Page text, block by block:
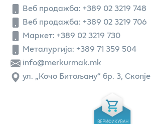
Веб продажба: +389 02 3219 748
Веб продажба: +389 02 3219 706
Маркет: +389 02 3219 730
Металургија: +389 71 359 504
info@merkurmak.mk
ул. „Кочо Битољану“ бр. 3, Скопје